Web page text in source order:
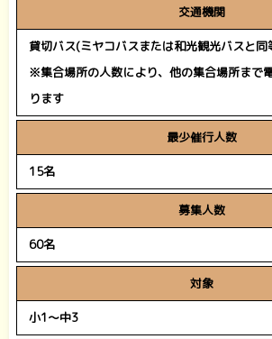
交通機関
貸切バス(ミヤコバスまたは和光観光バスと同
※集合場所の人数により、他の集合場所まで
ります
最少催行人数
15名
募集人数
60名
対象
小1～中3